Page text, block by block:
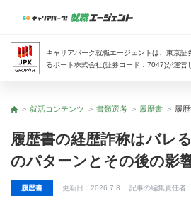
キャリアパーク就職エージェントは、東京
るポート株式会社(証券コード：7047)が運営
トップ
就活コンテンツ 書類選考 履歴書
履歴書の経歴詐称はバレ
のパターンとその後の影
履歴書 更新日： 2026.7.8 記事の編集責任者：